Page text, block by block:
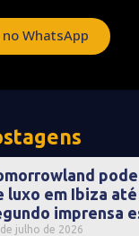
WhatsApp
luxo em Ibiza até
imprensa
julho de 2026